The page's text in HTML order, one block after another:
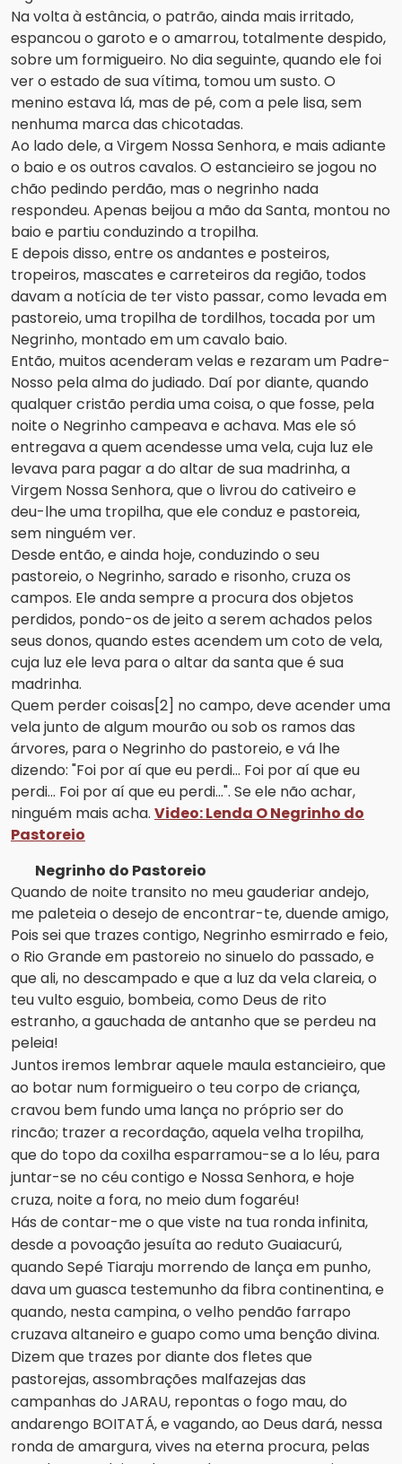
Na volta à estância, o patrão, ainda mais irritado,
espancou o garoto e o amarrou, totalmente despido,
sobre um formigueiro. No dia seguinte, quando ele foi
ver o estado de sua vítima, tomou um susto. O
menino estava lá, mas de pé, com a pele lisa, sem
nenhuma marca das chicotadas.
Ao lado dele, a Virgem Nossa Senhora, e mais adiante
o baio e os outros cavalos. O estancieiro se jogou no
chão pedindo perdão, mas o negrinho nada
respondeu. Apenas beijou a mão da Santa, montou no
baio e partiu conduzindo a tropilha.
E depois disso, entre os andantes e posteiros,
tropeiros, mascates e carreteiros da região, todos
davam a notícia de ter visto passar, como levada em
pastoreio, uma tropilha de tordilhos, tocada por um
Negrinho, montado em um cavalo baio.
Então, muitos acenderam velas e rezaram um Padre-
Nosso pela alma do judiado. Daí por diante, quando
qualquer cristão perdia uma coisa, o que fosse, pela
noite o Negrinho campeava e achava. Mas ele só
entregava a quem acendesse uma vela, cuja luz ele
levava para pagar a do altar de sua madrinha, a
Virgem Nossa Senhora, que o livrou do cativeiro e
deu-lhe uma tropilha, que ele conduz e pastoreia,
sem ninguém ver.
Desde então, e ainda hoje, conduzindo o seu
pastoreio, o Negrinho, sarado e risonho, cruza os
campos. Ele anda sempre a procura dos objetos
perdidos, pondo-os de jeito a serem achados pelos
seus donos, quando estes acendem um coto de vela,
cuja luz ele leva para o altar da santa que é sua
madrinha.
Quem perder coisas[2] no campo, deve acender uma
vela junto de algum mourão ou sob os ramos das
árvores, para o Negrinho do pastoreio, e vá lhe
dizendo: "Foi por aí que eu perdi... Foi por aí que eu
perdi... Foi por aí que eu perdi...". Se ele não achar,
ninguém mais acha. Video: Lenda O Negrinho do
Pastoreio
Negrinho do Pastoreio
Quando de noite transito no meu gauderiar andejo,
me paleteia o desejo de encontrar-te, duende amigo,
Pois sei que trazes contigo, Negrinho esmirrado e feio,
o Rio Grande em pastoreio no sinuelo do passado, e
que ali, no descampado e que a luz da vela clareia, o
teu vulto esguio, bombeia, como Deus de rito
estranho, a gauchada de antanho que se perdeu na
peleia!
Juntos iremos lembrar aquele maula estancieiro, que
ao botar num formigueiro o teu corpo de criança,
cravou bem fundo uma lança no próprio ser do
rincão; trazer a recordação, aquela velha tropilha,
que do topo da coxilha esparramou-se a lo léu, para
juntar-se no céu contigo e Nossa Senhora, e hoje
cruza, noite a fora, no meio dum fogaréu!
Hás de contar-me o que viste na tua ronda infinita,
desde a povoação jesuíta ao reduto Guaiacurú,
quando Sepé Tiaraju morrendo de lança em punho,
dava um guasca testemunho da fibra continentina, e
quando, nesta campina, o velho pendão farrapo
cruzava altaneiro e guapo como uma benção divina.
Dizem que trazes por diante dos fletes que
pastorejas, assombrações malfazejas das
campanhas do JARAU, repontas o fogo mau, do
andarengo BOITATÁ, e vagando, ao Deus dará, nessa
ronda de amargura, vives na eterna procura, pelas